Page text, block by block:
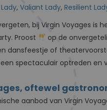
, Valiant Lady, Resilient
bij Virgin Voyages is
Proost
op de
dansfeestje of
spectaculair optreden
oftewel
aanbod van Virgin